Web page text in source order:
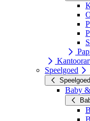
Speelgoed
Speelgoed
Baby